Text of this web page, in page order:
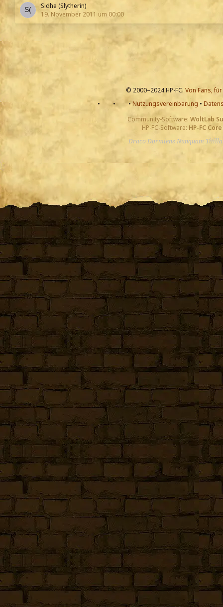
Sidhe (Slytherin)
19. November 2011 um 00:00
© 2000–2024 HP-FC. Von Fans,
•
• •Nutzungsvereinbarung •
Community-Software: WoltLab
HP-FC-Software: HP-FC Core
Draco Dormiens Nunquam